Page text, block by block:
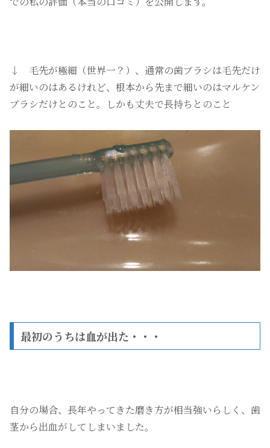
↓ 毛先が極細（世界一？）、通常の歯ブラシは毛先だけ
が細いのはあるけれど、根本から先まで細いのはマルケン
ブラシだけとのこと。しかも丈夫で長持ちとのこと
最初のうちは血が出た・・・
自分の場合、長年やってきた磨き方が相当強いらしく、歯
茎から出血がしてしまいました。